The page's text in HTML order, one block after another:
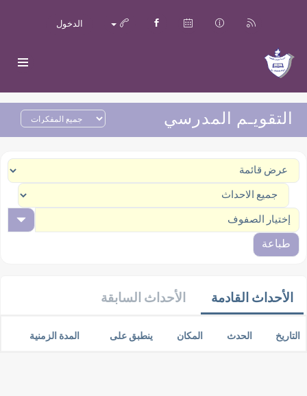
الدخول
التقويـم المدرسي
طباعة
الأحداث القادمة الأحداث السابقة
التاريخ الحدث المكان ينطبق على المدة الزمنية